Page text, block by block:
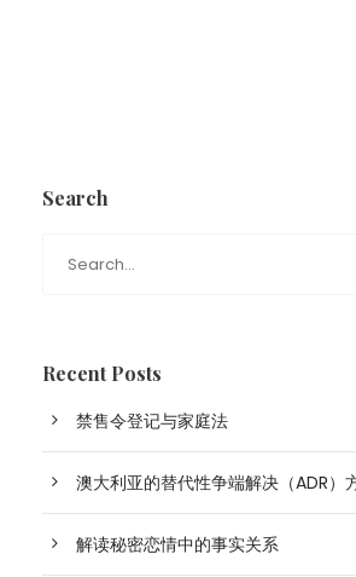
Search
Recent Posts
禁售令登记与家庭法
澳大利亚的替代性争端解决（ADR）
解读秘密恋情中的事实关系